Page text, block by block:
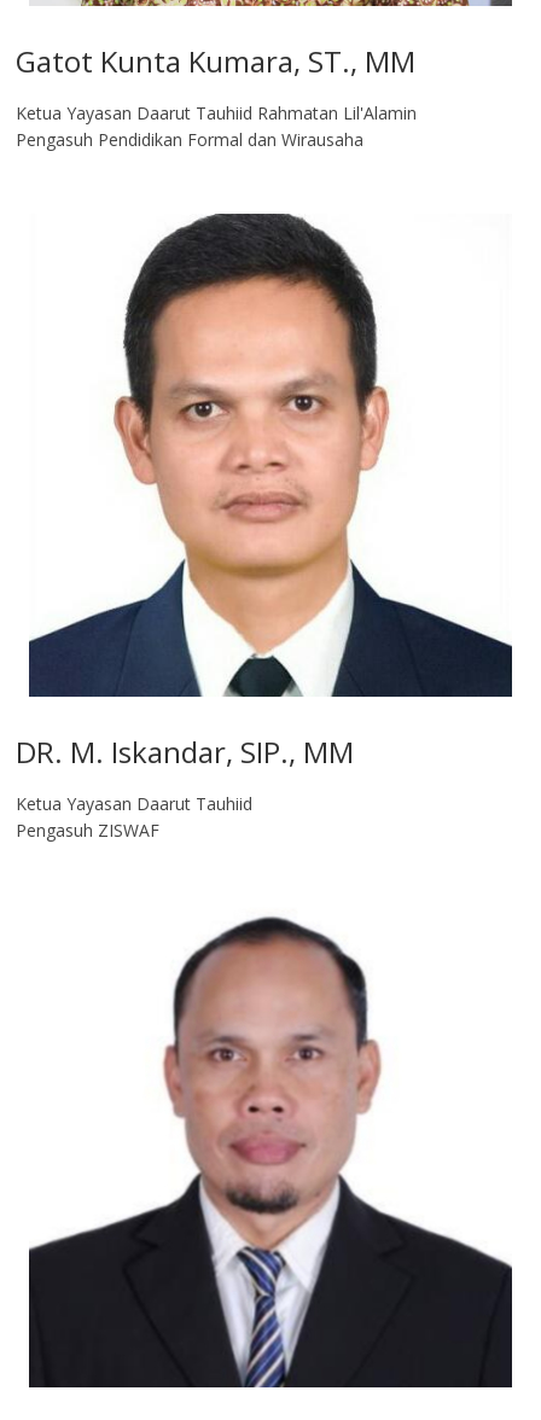
Gatot Kunta Kumara, ST., MM
Ketua Yayasan Daarut Tauhiid Rahmatan Lil'Alamin
Pengasuh Pendidikan Formal dan Wirausaha
DR. M. Iskandar, SIP., MM
Ketua Yayasan Daarut Tauhiid
Pengasuh ZISWAF